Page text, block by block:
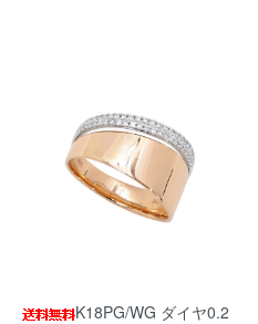
K18PG/WG ダイヤ0.2